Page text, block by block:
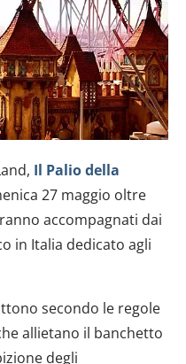
Il Palio della
27 maggio oltre
accompagnati dai
in Italia dedicato agli
secondo le regole
allietano il banchetto
degli